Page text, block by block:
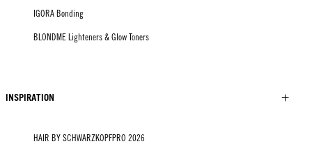
IGORA Bonding
BLONDME Lighteners & Glow Toners
INSPIRATION
HAIR BY SCHWARZKOPFPRO 2026